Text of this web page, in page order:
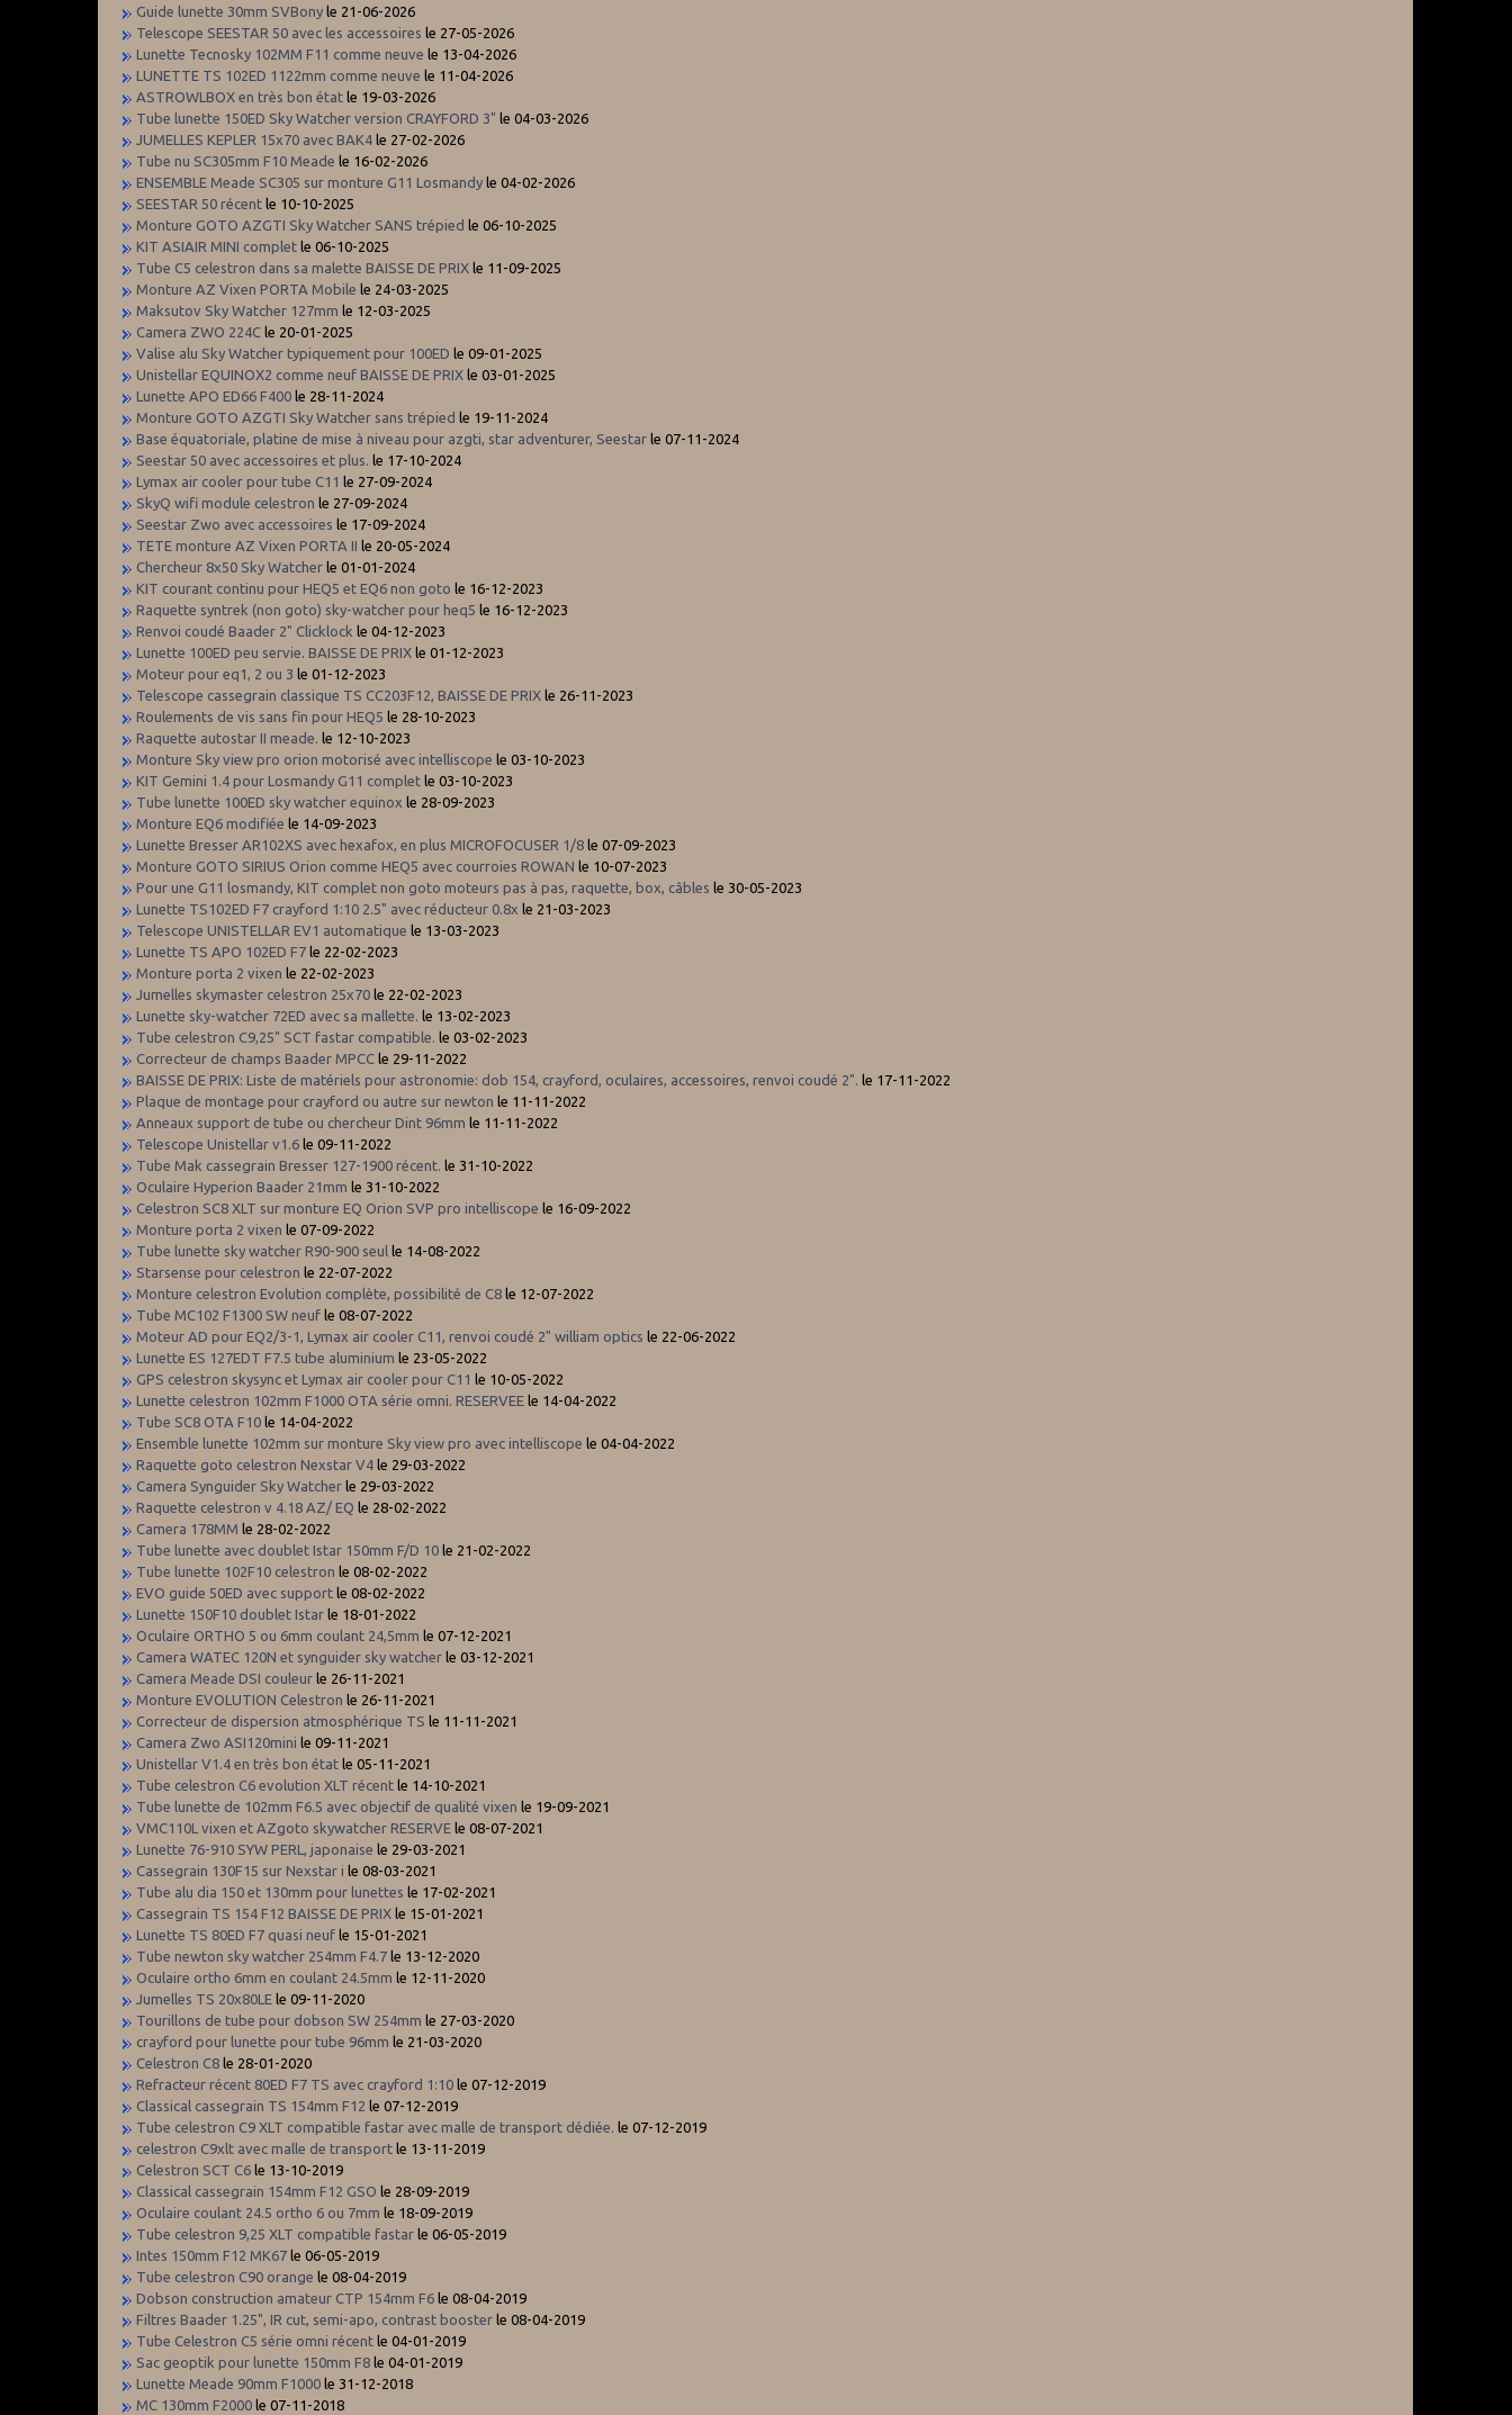
Guide lunette 30mm SVBony le 21-06-2026
Telescope SEESTAR 50 avec les accessoires le 27-05-2026
Lunette Tecnosky 102MM F11 comme neuve le 13-04-2026
LUNETTE TS 102ED 1122mm comme neuve le 11-04-2026
ASTROWLBOX en très bon état le 19-03-2026
Tube lunette 150ED Sky Watcher version CRAYFORD 3" le 04-03-2026
JUMELLES KEPLER 15x70 avec BAK4 le 27-02-2026
Tube nu SC305mm F10 Meade le 16-02-2026
ENSEMBLE Meade SC305 sur monture G11 Losmandy le 04-02-2026
SEESTAR 50 récent le 10-10-2025
Monture GOTO AZGTI Sky Watcher SANS trépied le 06-10-2025
KIT ASIAIR MINI complet le 06-10-2025
Tube C5 celestron dans sa malette BAISSE DE PRIX le 11-09-2025
Monture AZ Vixen PORTA Mobile le 24-03-2025
Maksutov Sky Watcher 127mm le 12-03-2025
Camera ZWO 224C le 20-01-2025
Valise alu Sky Watcher typiquement pour 100ED le 09-01-2025
Unistellar EQUINOX2 comme neuf BAISSE DE PRIX le 03-01-2025
Lunette APO ED66 F400 le 28-11-2024
Monture GOTO AZGTI Sky Watcher sans trépied le 19-11-2024
Base équatoriale, platine de mise à niveau pour azgti, star adventurer, Seestar le 07-11-2024
Seestar 50 avec accessoires et plus. le 17-10-2024
Lymax air cooler pour tube C11 le 27-09-2024
SkyQ wifi module celestron le 27-09-2024
Seestar Zwo avec accessoires le 17-09-2024
TETE monture AZ Vixen PORTA II le 20-05-2024
Chercheur 8x50 Sky Watcher le 01-01-2024
KIT courant continu pour HEQ5 et EQ6 non goto le 16-12-2023
Raquette syntrek (non goto) sky-watcher pour heq5 le 16-12-2023
Renvoi coudé Baader 2" Clicklock le 04-12-2023
Lunette 100ED peu servie. BAISSE DE PRIX le 01-12-2023
Moteur pour eq1, 2 ou 3 le 01-12-2023
Telescope cassegrain classique TS CC203F12, BAISSE DE PRIX le 26-11-2023
Roulements de vis sans fin pour HEQ5 le 28-10-2023
Raquette autostar II meade. le 12-10-2023
Monture Sky view pro orion motorisé avec intelliscope le 03-10-2023
KIT Gemini 1.4 pour Losmandy G11 complet le 03-10-2023
Tube lunette 100ED sky watcher equinox le 28-09-2023
Monture EQ6 modifiée le 14-09-2023
Lunette Bresser AR102XS avec hexafox, en plus MICROFOCUSER 1/8 le 07-09-2023
Monture GOTO SIRIUS Orion comme HEQ5 avec courroies ROWAN le 10-07-2023
Pour une G11 losmandy, KIT complet non goto moteurs pas à pas, raquette, box, câbles le 30-05-2023
Lunette TS102ED F7 crayford 1:10 2.5" avec réducteur 0.8x le 21-03-2023
Telescope UNISTELLAR EV1 automatique le 13-03-2023
Lunette TS APO 102ED F7 le 22-02-2023
Monture porta 2 vixen le 22-02-2023
Jumelles skymaster celestron 25x70 le 22-02-2023
Lunette sky-watcher 72ED avec sa mallette. le 13-02-2023
Tube celestron C9,25" SCT fastar compatible. le 03-02-2023
Correcteur de champs Baader MPCC le 29-11-2022
BAISSE DE PRIX: Liste de matériels pour astronomie: dob 154, crayford, oculaires, accessoires, renvoi coudé 2". le 17-11-2022
Plaque de montage pour crayford ou autre sur newton le 11-11-2022
Anneaux support de tube ou chercheur Dint 96mm le 11-11-2022
Telescope Unistellar v1.6 le 09-11-2022
Tube Mak cassegrain Bresser 127-1900 récent. le 31-10-2022
Oculaire Hyperion Baader 21mm le 31-10-2022
Celestron SC8 XLT sur monture EQ Orion SVP pro intelliscope le 16-09-2022
Monture porta 2 vixen le 07-09-2022
Tube lunette sky watcher R90-900 seul le 14-08-2022
Starsense pour celestron le 22-07-2022
Monture celestron Evolution complète, possibilité de C8 le 12-07-2022
Tube MC102 F1300 SW neuf le 08-07-2022
Moteur AD pour EQ2/3-1, Lymax air cooler C11, renvoi coudé 2" william optics le 22-06-2022
Lunette ES 127EDT F7.5 tube aluminium le 23-05-2022
GPS celestron skysync et Lymax air cooler pour C11 le 10-05-2022
Lunette celestron 102mm F1000 OTA série omni. RESERVEE le 14-04-2022
Tube SC8 OTA F10 le 14-04-2022
Ensemble lunette 102mm sur monture Sky view pro avec intelliscope le 04-04-2022
Raquette goto celestron Nexstar V4 le 29-03-2022
Camera Synguider Sky Watcher le 29-03-2022
Raquette celestron v 4.18 AZ/ EQ le 28-02-2022
Camera 178MM le 28-02-2022
Tube lunette avec doublet Istar 150mm F/D 10 le 21-02-2022
Tube lunette 102F10 celestron le 08-02-2022
EVO guide 50ED avec support le 08-02-2022
Lunette 150F10 doublet Istar le 18-01-2022
Oculaire ORTHO 5 ou 6mm coulant 24,5mm le 07-12-2021
Camera WATEC 120N et synguider sky watcher le 03-12-2021
Camera Meade DSI couleur le 26-11-2021
Monture EVOLUTION Celestron le 26-11-2021
Correcteur de dispersion atmosphérique TS le 11-11-2021
Camera Zwo ASI120mini le 09-11-2021
Unistellar V1.4 en très bon état le 05-11-2021
Tube celestron C6 evolution XLT récent le 14-10-2021
Tube lunette de 102mm F6.5 avec objectif de qualité vixen le 19-09-2021
VMC110L vixen et AZgoto skywatcher RESERVE le 08-07-2021
Lunette 76-910 SYW PERL, japonaise le 29-03-2021
Cassegrain 130F15 sur Nexstar i le 08-03-2021
Tube alu dia 150 et 130mm pour lunettes le 17-02-2021
Cassegrain TS 154 F12 BAISSE DE PRIX le 15-01-2021
Lunette TS 80ED F7 quasi neuf le 15-01-2021
Tube newton sky watcher 254mm F4.7 le 13-12-2020
Oculaire ortho 6mm en coulant 24.5mm le 12-11-2020
Jumelles TS 20x80LE le 09-11-2020
Tourillons de tube pour dobson SW 254mm le 27-03-2020
crayford pour lunette pour tube 96mm le 21-03-2020
Celestron C8 le 28-01-2020
Refracteur récent 80ED F7 TS avec crayford 1:10 le 07-12-2019
Classical cassegrain TS 154mm F12 le 07-12-2019
Tube celestron C9 XLT compatible fastar avec malle de transport dédiée. le 07-12-2019
celestron C9xlt avec malle de transport le 13-11-2019
Celestron SCT C6 le 13-10-2019
Classical cassegrain 154mm F12 GSO le 28-09-2019
Oculaire coulant 24.5 ortho 6 ou 7mm le 18-09-2019
Tube celestron 9,25 XLT compatible fastar le 06-05-2019
Intes 150mm F12 MK67 le 06-05-2019
Tube celestron C90 orange le 08-04-2019
Dobson construction amateur CTP 154mm F6 le 08-04-2019
Filtres Baader 1.25", IR cut, semi-apo, contrast booster le 08-04-2019
Tube Celestron C5 série omni récent le 04-01-2019
Sac geoptik pour lunette 150mm F8 le 04-01-2019
Lunette Meade 90mm F1000 le 31-12-2018
MC 130mm F2000 le 07-11-2018